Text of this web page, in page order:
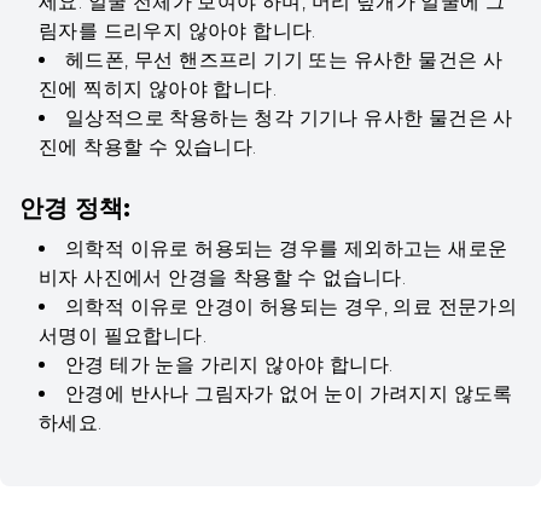
림자를 드리우지 않아야 합니다.
헤드폰, 무선 핸즈프리 기기 또는 유사한 물건은 사
진에 찍히지 않아야 합니다.
일상적으로 착용하는 청각 기기나 유사한 물건은 사
진에 착용할 수 있습니다.
안경 정책:
의학적 이유로 허용되는 경우를 제외하고는 새로운
비자 사진에서 안경을 착용할 수 없습니다.
의학적 이유로 안경이 허용되는 경우, 의료 전문가의
서명이 필요합니다.
안경 테가 눈을 가리지 않아야 합니다.
안경에 반사나 그림자가 없어 눈이 가려지지 않도록
하세요.